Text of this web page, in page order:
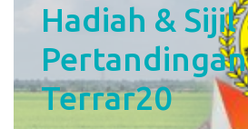
Hadiah & Sijil
Pertandingan
Terrar20